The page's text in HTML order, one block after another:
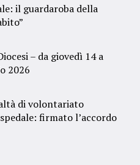
il guardaroba della
– da giovedì 14 a
2026
di volontariato
firmato l’accordo